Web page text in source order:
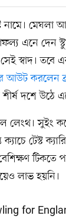
মেঘলা
এনে দেন
সেই স্বাদ।
আউট করলেন
দশে উঠে
সুইং
টেস্ট
টিকতে
লাভ হয়নি।
for